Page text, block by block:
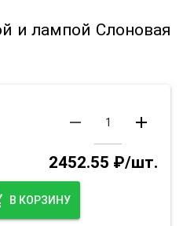
и лампой Слоновая
remove add
2452.55 ₽/шт.
В КОРЗИНУ